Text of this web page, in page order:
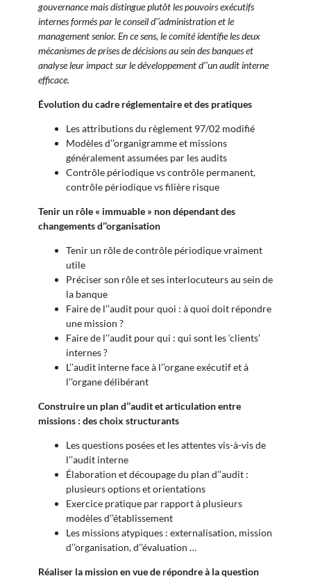
gouvernance mais distingue plutôt les pouvoirs exécutifs
internes formés par le conseil d’’administration et le
management senior. En ce sens, le comité identifie les deux
mécanismes de prises de décisions au sein des banques et
analyse leur impact sur le développement d’’un audit interne
efficace.
Évolution du cadre réglementaire et des pratiques
Les attributions du règlement 97/02 modifié
Modèles d’’organigramme et missions
généralement assumées par les audits
Contrôle périodique vs contrôle permanent,
contrôle périodique vs filière risque
Tenir un rôle « immuable » non dépendant des
changements d’’organisation
Tenir un rôle de contrôle périodique vraiment
utile
Préciser son rôle et ses interlocuteurs au sein de
la banque
Faire de l’’audit pour quoi : à quoi doit répondre
une mission ?
Faire de l’’audit pour qui : qui sont les ‘clients’
internes ?
L’’audit interne face à l’’organe exécutif et à
l’’organe délibérant
Construire un plan d’’audit et articulation entre
missions : des choix structurants
Les questions posées et les attentes vis-à-vis de
l’’audit interne
Élaboration et découpage du plan d’’audit :
plusieurs options et orientations
Exercice pratique par rapport à plusieurs
modèles d’’établissement
Les missions atypiques : externalisation, mission
d’’organisation, d’’évaluation …
Réaliser la mission en vue de répondre à la question